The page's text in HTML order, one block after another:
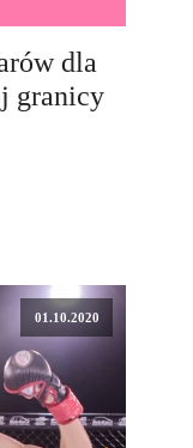
dla
granicy
01.10.2020